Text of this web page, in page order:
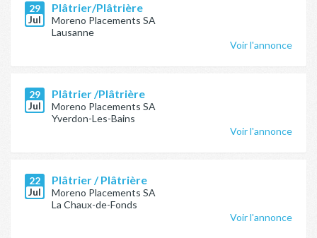
29
Jul
Plâtrier/Plâtrière
Moreno Placements SA
Lausanne
Voir l'annonce
29
Jul
Plâtrier /Plâtrière
Moreno Placements SA
Yverdon-Les-Bains
Voir l'annonce
22
Jul
Plâtrier / Plâtrière
Moreno Placements SA
La Chaux-de-Fonds
Voir l'annonce